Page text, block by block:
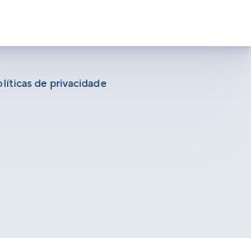
de privacidade